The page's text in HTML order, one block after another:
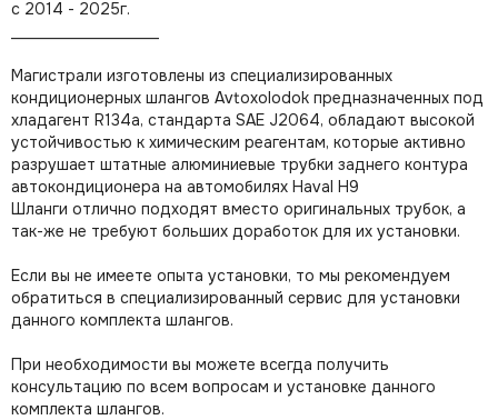
с 2014 - 2025г.
Магистрали изготовлены из специализированных
кондиционерных шлангов Avtoxolodok предназначенных под
хладагент R134a, стандарта SAE J2064, обладают высокой
устойчивостью к химическим реагентам, которые активно
разрушает штатные алюминиевые трубки заднего контура
автокондиционера на автомобилях Haval H9
Шланги отлично подходят вместо оригинальных трубок, а
так-же не требуют больших доработок для их установки.
Если вы не имеете опыта установки, то мы рекомендуем
обратиться в специализированный сервис для установки
данного комплекта шлангов.
При необходимости вы можете всегда получить
консультацию по всем вопросам и установке данного
комплекта шлангов.